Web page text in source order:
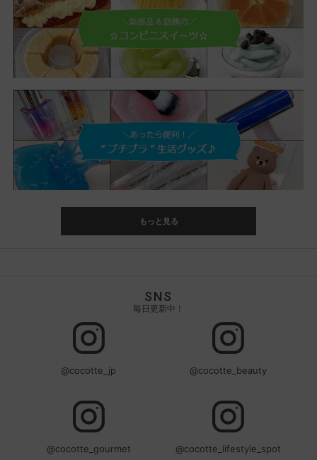
もっと見る
SNS
毎日更新中！
@cocotte_jp @cocotte_beauty
@cocotte_gourmet @cocotte_lifestyle_spot